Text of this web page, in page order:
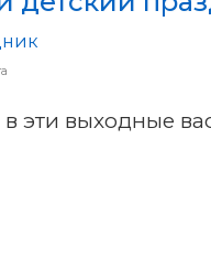
эти выходные